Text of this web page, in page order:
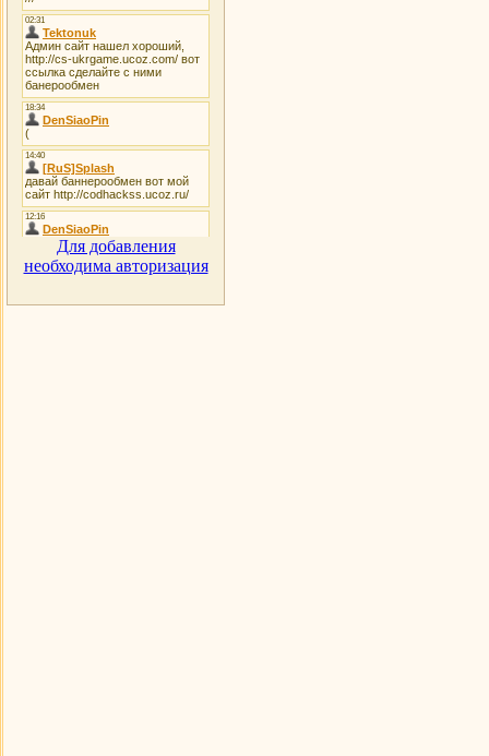
Для добавления
необходима авторизация